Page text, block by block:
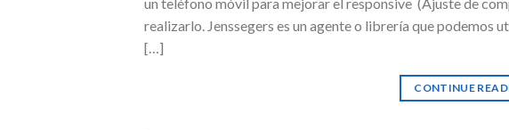
realizarlo. Jenssegers es un agente o librería que podemos
[…]
CONTINUE